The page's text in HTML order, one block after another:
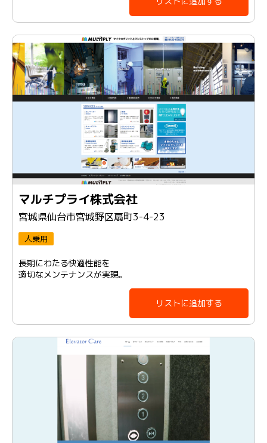
マルチプライ株式会社
宮城県仙台市宮城野区扇町3-4-23
人乗用
長期にわたる快適性能を
適切なメンテナンスが実現。
リストに追加する